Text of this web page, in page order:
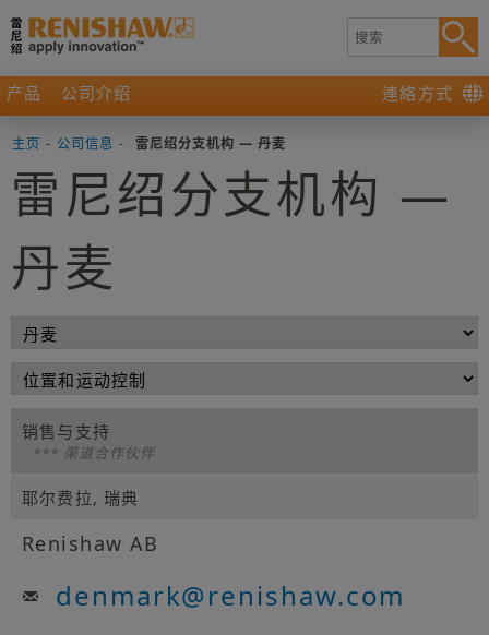
产品 公司介绍 連絡方式
主页 - 公司信息 - 雷尼绍分支机构 — 丹麦
雷尼绍分支机构 —
丹麦
销售与支持
*** 渠道合作伙伴
耶尔费拉, 瑞典
Renishaw AB
denmark@renishaw.com